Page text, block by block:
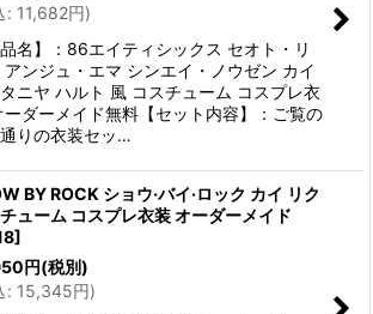
: 11,682円)
品名】：86エイティシックス セオト・リ
アンジュ・エマ シンエイ・ノウゼン カイ
ニヤ ハルト 風 コスチューム コスプレ衣
ーダーメイド無料【セット内容】：ご覧の
りの衣装セッ…
BY ROCK ショウ·バイ·ロック カイ リク
ューム コスプレ衣装 オーダーメイド
]
円(税別)
: 15,345円)